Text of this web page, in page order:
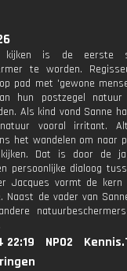
kijken is de eerste
te worden.
pad met 'gewone
hun postzegel natuur
Als kind vond Sanne
vooral irritant.
het wandelen om naar
Dat is door de
persoonlijke dialoog
Jacques vormt de kern
Naast de vader van
22:19 NPO2